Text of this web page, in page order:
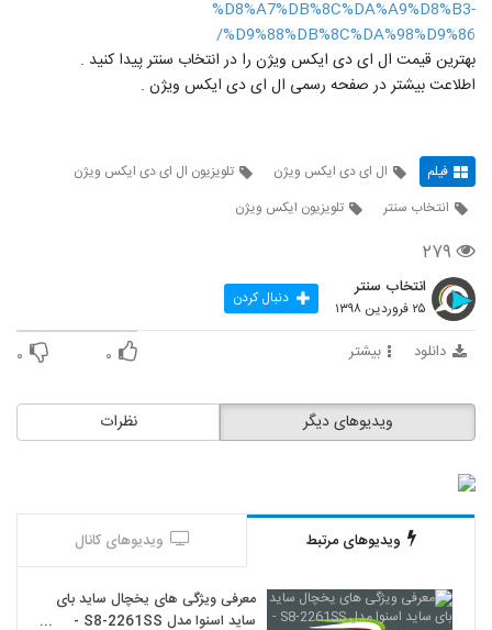
%D8%A7%DB%8C%DA%A9%D8%B3-
%D9%88%DB%8C%DA%98%D9%86/
بهترین قیمت ال ای دی ایکس ویژن را در انتخاب سنتر پیدا کنید .
اطلاعت بیشتر در صفحه رسمی ال ای دی ایکس ویژن .
فیلم ال ای دی ایکس ویژن
تلویزیون ال ای دی ایکس ویژن
انتخاب سنتر
تلویزیون ایکس ویژن
۲۷۹
انتخاب سنتر
۲۵ فروردین ۱۳۹۸ دنبال کردن
دانلود بیشتر ۰ ۰
نظرات ویدیوهای دیگر
ویدیوهای مرتبط ویدیوهای کانال
معرفی ویژگی های یخچال ساید بای
ساید اسنوا مدل S8-2261SS -